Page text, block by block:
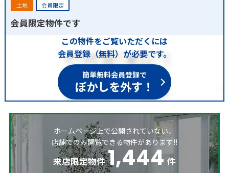
土地 会員限定
会員限定物件です
この物件をご覧いただくには
会員登録（無料）が必要です。
簡単無料会員登録で
ぼかしを外す！
ホームページ上で公開されていない、
店舗でのみ閲覧できる物件があります!!
来店限定物件 1,444 件